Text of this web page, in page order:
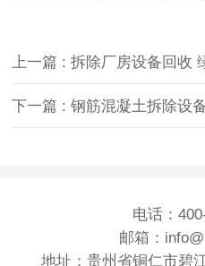
上一篇 : 拆除厂房设备回收
下一篇 : 钢筋混凝土拆除设
电话：
邮箱：
地址：贵州省铜仁市碧